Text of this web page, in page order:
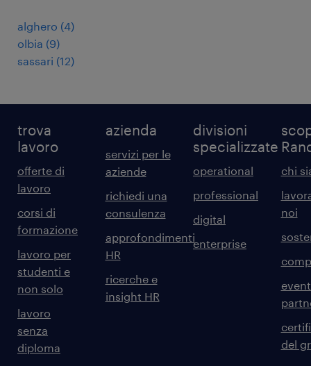
alghero (4)
olbia (9)
sassari (12)
trova
lavoro
offerte di
lavoro
corsi di
formazione
lavoro per
studenti e
non solo
lavoro
senza
diploma
azienda
servizi per le
aziende
richiedi una
consulenza
approfondimenti
HR
ricerche e
insight HR
divisioni
specializzate
operational
professional
digital
enterprise
chi
noi
del